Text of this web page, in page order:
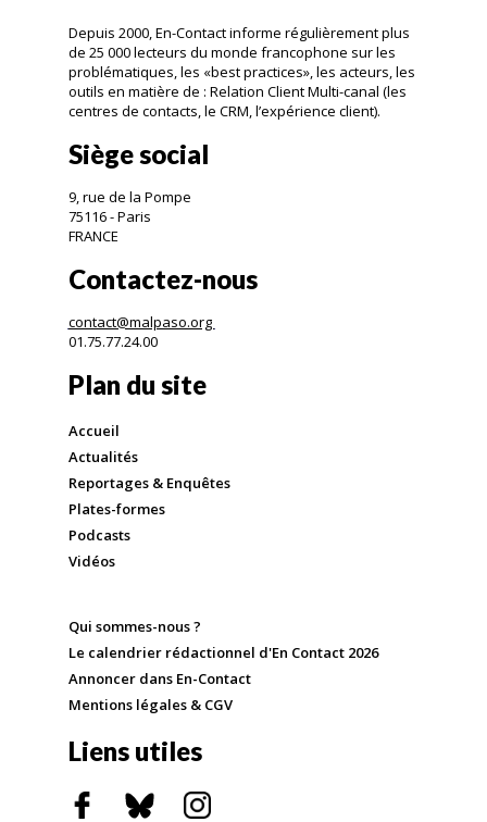
Depuis 2000, En-Contact informe régulièrement plus
de 25 000 lecteurs du monde francophone sur les
problématiques, les «best practices», les acteurs, les
outils en matière de : Relation Client Multi-canal (les
centres de contacts, le CRM, l’expérience client).
Siège social
9, rue de la Pompe
75116 - Paris
FRANCE
Contactez-nous
contact@malpaso.org
01.75.77.24.00
Plan du site
Accueil
Actualités
Reportages & Enquêtes
Plates-formes
Podcasts
Vidéos
Qui sommes-nous ?
Le calendrier rédactionnel d'En Contact 2026
Annoncer dans En-Contact
Mentions légales & CGV
Liens utiles